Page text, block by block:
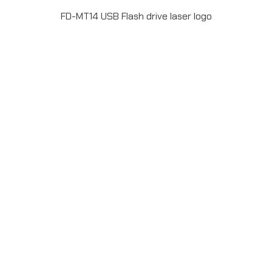
FD-MT14 USB Flash drive laser logo